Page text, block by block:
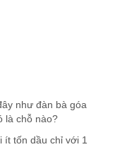
như đàn bà góa
là chỗ nào?
ít tốn dầu chỉ với 1